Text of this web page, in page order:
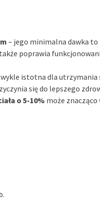
– jego minimalna dawka to
poprawia
istotna dla
się do lepszego
o 5-10% może